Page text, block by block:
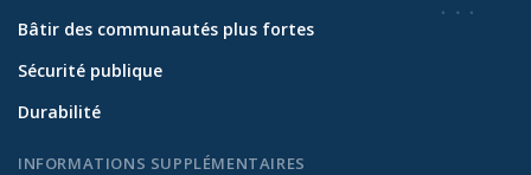
Bâtir des communautés plus fortes
Sécurité publique
Durabilité
INFORMATIONS SUPPLÉMENTAIRES